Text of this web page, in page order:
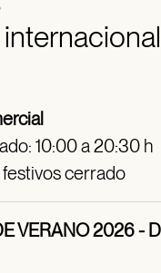
10:00 a 20:30 h
cerrado
VERANO 2026 -